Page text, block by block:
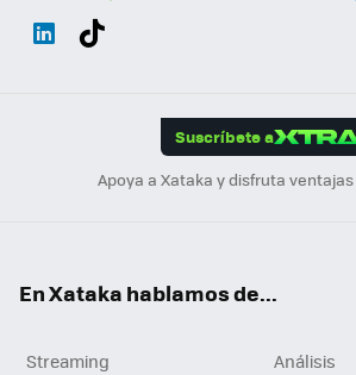
Suscríbete a
Apoya a Xataka y disfruta
En Xataka hablamos de...
Streaming
Análisis